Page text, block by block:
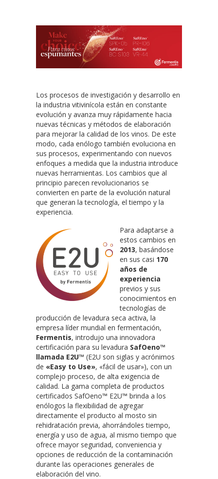
Los procesos de investigación y desarrollo en
la industria vitivinícola están en constante
evolución y avanza muy rápidamente hacia
nuevas técnicas y métodos de elaboración
para mejorar la calidad de los vinos. De este
modo, cada enólogo también evoluciona en
sus procesos, experimentando con nuevos
enfoques a medida que la industria introduce
nuevas herramientas. Los cambios que al
principio parecen revolucionarios se
convierten en parte de la evolución natural
que generan la tecnología, el tiempo y la
experiencia.
Para adaptarse a
estos cambios en
2013, basándose
en sus casi 170
años de
experiencia
previos y sus
conocimientos en
tecnologías de
producción de levadura seca activa, la
empresa líder mundial en fermentación,
Fermentis, introdujo una innovadora
certificación para su levadura SafOeno™
llamada E2U™ (E2U son siglas y acrónimos
de «Easy to Use», «fácil de usar»), con un
complejo proceso, de alta exigencia de
calidad. La gama completa de productos
certificados SafOeno™ E2U™ brinda a los
enólogos la flexibilidad de agregar
directamente el producto al mosto sin
rehidratación previa, ahorrándoles tiempo,
energía y uso de agua, al mismo tiempo que
ofrece mayor seguridad, conveniencia y
opciones de reducción de la contaminación
durante las operaciones generales de
elaboración del vino.